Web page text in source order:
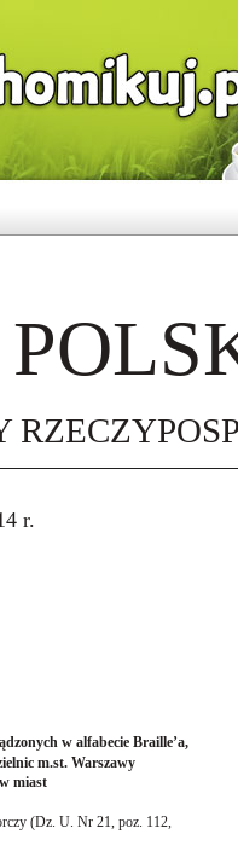
r.
w alfabecie Braille’a,
m.st. Warszawy
miast
(Dz. U. Nr 21, poz. 112,